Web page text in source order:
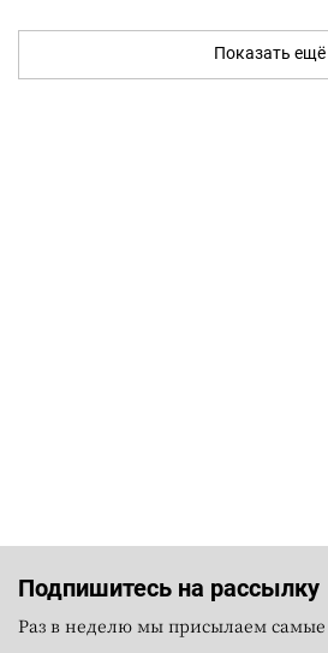
Показать ещё
Подпишитесь на рассылку
Раз в неделю мы присылаем